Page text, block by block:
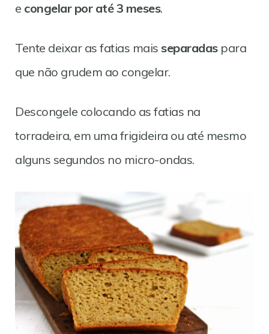
e congelar por até 3 meses.
Tente deixar as fatias mais separadaspara
que não grudem ao congelar.
Descongele colocando as fatias na
torradeira, em uma frigideira ou até mesmo
alguns segundos no micro-ondas.